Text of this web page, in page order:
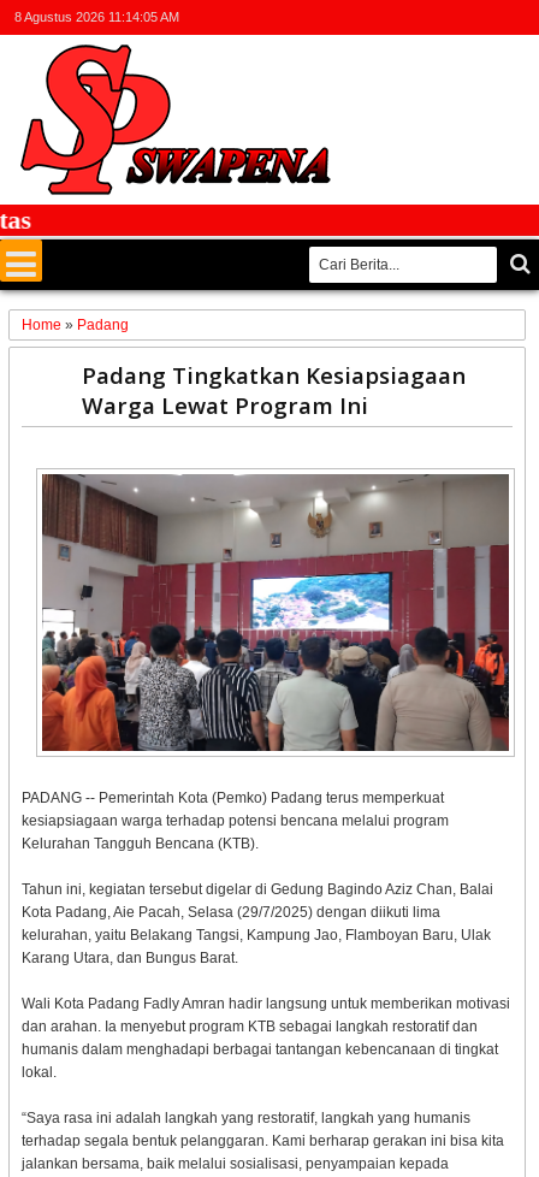
8 Agustus 2026 11:14:06 AM
Home » Padang
Padang Tingkatkan Kesiapsiagaan
Warga Lewat Program Ini
PADANG -- Pemerintah Kota (Pemko) Padang terus memperkuat
kesiapsiagaan warga terhadap potensi bencana melalui program
Kelurahan Tangguh Bencana (KTB).
Tahun ini, kegiatan tersebut digelar di Gedung Bagindo Aziz Chan, Balai
Kota Padang, Aie Pacah, Selasa (29/7/2025) dengan diikuti lima
kelurahan, yaitu Belakang Tangsi, Kampung Jao, Flamboyan Baru, Ulak
Karang Utara, dan Bungus Barat.
Wali Kota Padang Fadly Amran hadir langsung untuk memberikan motivasi
dan arahan. Ia menyebut program KTB sebagai langkah restoratif dan
humanis dalam menghadapi berbagai tantangan kebencanaan di tingkat
lokal.
“Saya rasa ini adalah langkah yang restoratif, langkah yang humanis
terhadap segala bentuk pelanggaran. Kami berharap gerakan ini bisa kita
jalankan bersama, baik melalui sosialisasi, penyampaian kepada